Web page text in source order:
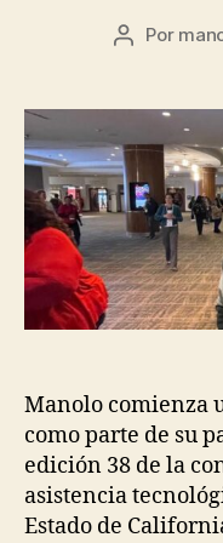
Autor
entrada
Por
Manolo comienza
como parte de su
edición 38 de la
asistencia
Estado de